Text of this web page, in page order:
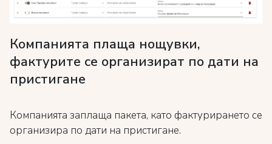
Компанията плаща нощувки,
фактурите се организират по дати на
пристигане
Компанията заплаща пакета, като фактурирането се
организира по дати на пристигане.